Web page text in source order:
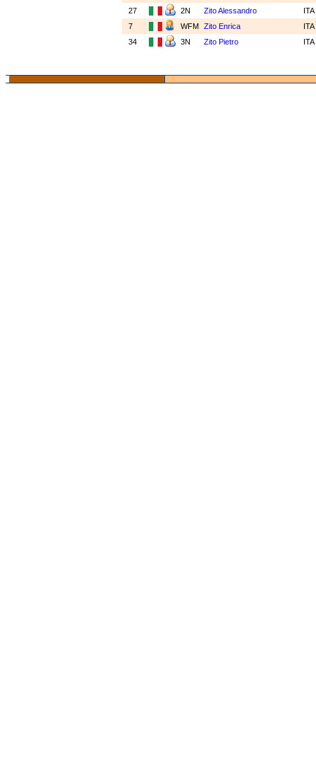
27
2N Zito Alessandro
ITA
7
WFM Zito Enrica
ITA
34
3N Zito Pietro ITA